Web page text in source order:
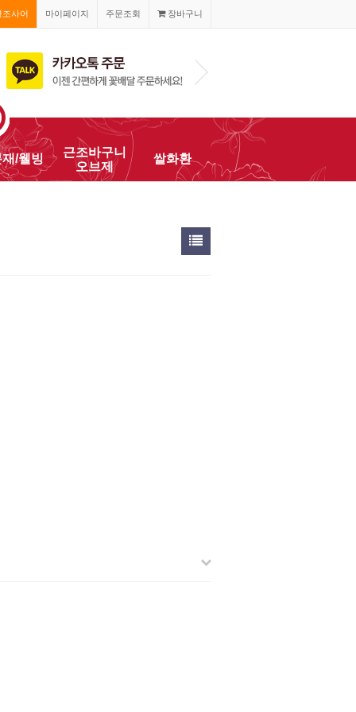
장바구니
주문조회
마이페이지
조사어
/웰빙
근조바구니
오브제
쌀화환